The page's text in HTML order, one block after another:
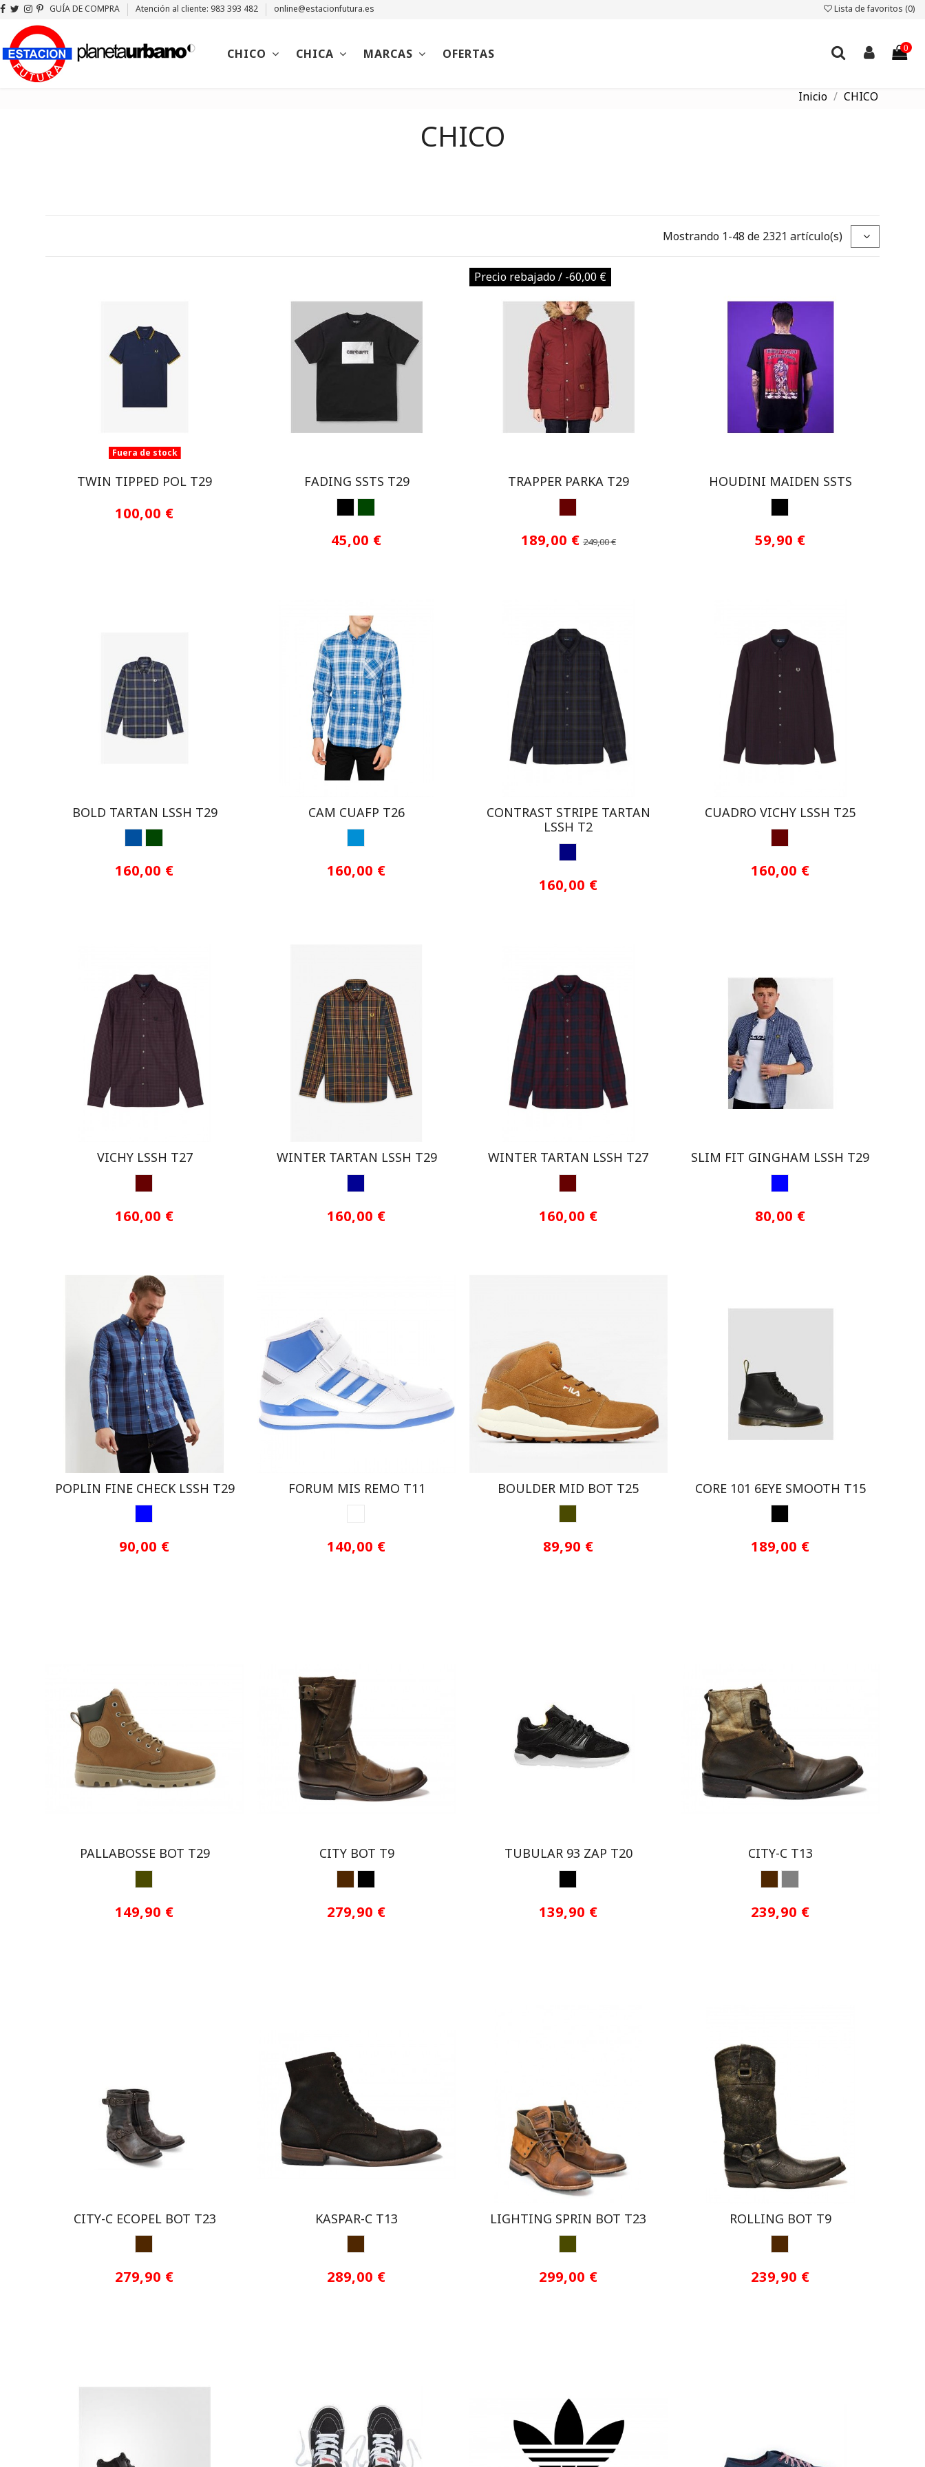
GUÍA DE COMPRA Atención al cliente: 983 393 482 online@estacionfutura.es Lista de favoritos (0)
CHICO CHICA MARCAS OFERTAS 0
Inicio CHICO
CHICO
Mostrando 1-48 de 2321 artículo(s)
Fuera de stock
TWIN TIPPED POL T29
100,00 €
FADING SSTS T29
45,00 €
Precio rebajado/ -60,00 €
TRAPPER PARKA T29
189,00 € 249,00 €
HOUDINI MAIDEN SSTS
59,90 €
BOLD TARTAN LSSH T29
160,00 €
CAM CUAFP T26
160,00 €
CONTRAST STRIPE TARTAN
LSSH T2
160,00 €
CUADRO VICHY LSSH T25
160,00 €
VICHY LSSH T27
160,00 €
WINTER TARTAN LSSH T29
160,00 €
WINTER TARTAN LSSH T27
160,00 €
SLIM FIT GINGHAM LSSH T29
80,00 €
POPLIN FINE CHECK LSSH T29
90,00 €
FORUM MIS REMO T11
140,00 €
BOULDER MID BOT T25
89,90 €
CORE 101 6EYE SMOOTH T15
189,00 €
PALLABOSSE BOT T29
149,90 €
CITY BOT T9
279,90 €
TUBULAR 93 ZAP T20
139,90 €
CITY-C T13
239,90 €
CITY-C ECOPEL BOT T23
279,90 €
KASPAR-C T13
289,00 €
LIGHTING SPRIN BOT T23
299,00 €
ROLLING BOT T9
239,90 €